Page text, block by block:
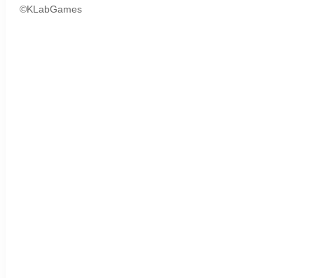
©KLabGames